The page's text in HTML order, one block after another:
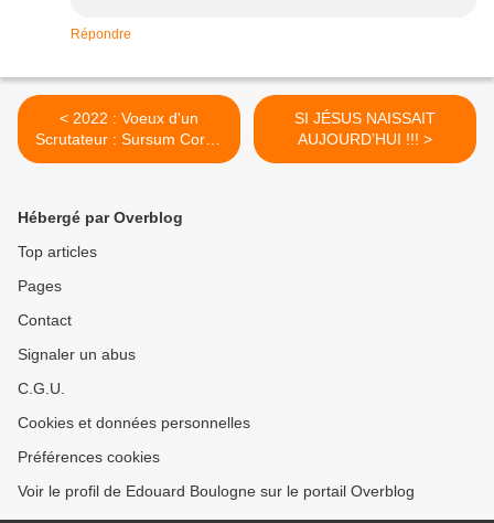
Répondre
< 2022 : Voeux d'un
Scrutateur : Sursum Corda
(Haut les cœurs!).
SI JÉSUS NAISSAIT
AUJOURD’HUI !!! >
Hébergé par Overblog
Top articles
Pages
Contact
Signaler un abus
C.G.U.
Cookies et données personnelles
Préférences cookies
Voir le profil de Edouard Boulogne sur le portail Overblog